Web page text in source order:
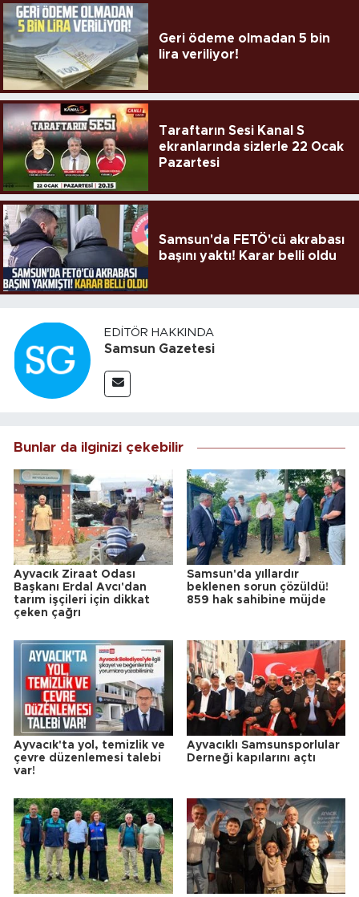
Geri ödeme olmadan 5 bin
lira veriliyor!
Taraftarın Sesi Kanal S
ekranlarında sizlerle 22 Ocak
Pazartesi
Samsun'da FETÖ'cü akrabası
başını yaktı! Karar belli oldu
EDITÖR HAKKINDA
Samsun Gazetesi
Bunlar da ilginizi çekebilir
Ayvacık Ziraat Odası
Başkanı Erdal Avcı'dan
tarım işçileri için dikkat
çeken çağrı
Samsun'da yıllardır
beklenen sorun çözüldü!
859 hak sahibine müjde
Ayvacık'ta yol, temizlik ve
çevre düzenlemesi talebi
var!
Ayvacıklı Samsunsporlular
Derneği kapılarını açtı